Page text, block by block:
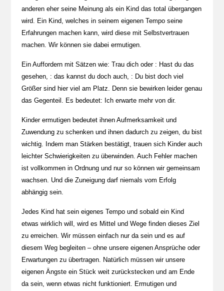
anderen eher seine Meinung als ein Kind das total übergangen
wird. Ein Kind, welches in seinem eigenen Tempo seine
Erfahrungen machen kann, wird diese mit Selbstvertrauen
machen. Wir können sie dabei ermutigen.
Ein Auffordern mit Sätzen wie: Trau dich oder : Hast du das
gesehen, : das kannst du doch auch, : Du bist doch viel
Größer sind hier viel am Platz. Denn sie bewirken leider genau
das Gegenteil. Es bedeutet: Ich erwarte mehr von dir.
Kinder ermutigen bedeutet ihnen Aufmerksamkeit und
Zuwendung zu schenken und ihnen dadurch zu zeigen, du bist
wichtig. Indem man Stärken bestätigt, trauen sich Kinder auch
leichter Schwierigkeiten zu überwinden. Auch Fehler machen
ist vollkommen in Ordnung und nur so können wir gemeinsam
wachsen. Und die Zuneigung darf niemals vom Erfolg
abhängig sein.
Jedes Kind hat sein eigenes Tempo und sobald ein Kind
etwas wirklich will, wird es Mittel und Wege finden dieses Ziel
zu erreichen. Wir müssen einfach nur da sein und es auf
diesem Weg begleiten – ohne unsere eigenen Ansprüche oder
Erwartungen zu übertragen. Natürlich müssen wir unsere
eigenen Ängste ein Stück weit zurückstecken und am Ende
da sein, wenn etwas nicht funktioniert. Ermutigen und